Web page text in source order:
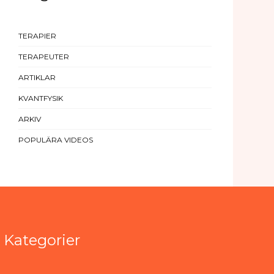
TERAPIER
TERAPEUTER
ARTIKLAR
KVANTFYSIK
ARKIV
POPULÄRA VIDEOS
Kategorier